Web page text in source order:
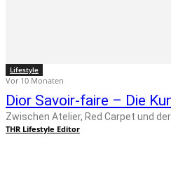
Lifestyle
Vor 10 Monaten
Dior Savoir-faire – Die
THR Lifestyle Editor